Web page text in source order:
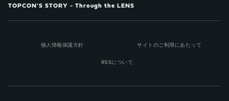
TOPCON'S STORY - Through the LENS
個人情報保護方針 サイトのご利用にあたって
RSSについて